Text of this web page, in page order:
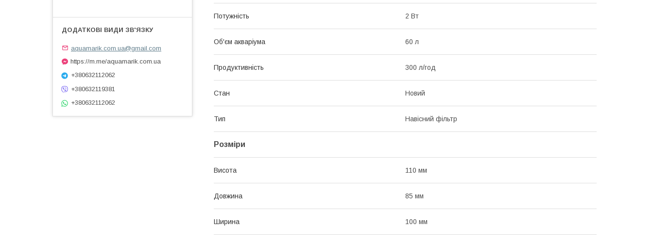
Потужність 2 Вт
Об'єм акваріума 60 л
Продуктивність 300 л/год
Стан Новий
Тип Навісний фільтр
Розміри
Висота 110 мм
Довжина 85 мм
Ширина 100 мм
aquamarik.com.ua@gmail.com
https://m.me/aquamarik.com.ua
+380632112062
+380632119381
+380632112062